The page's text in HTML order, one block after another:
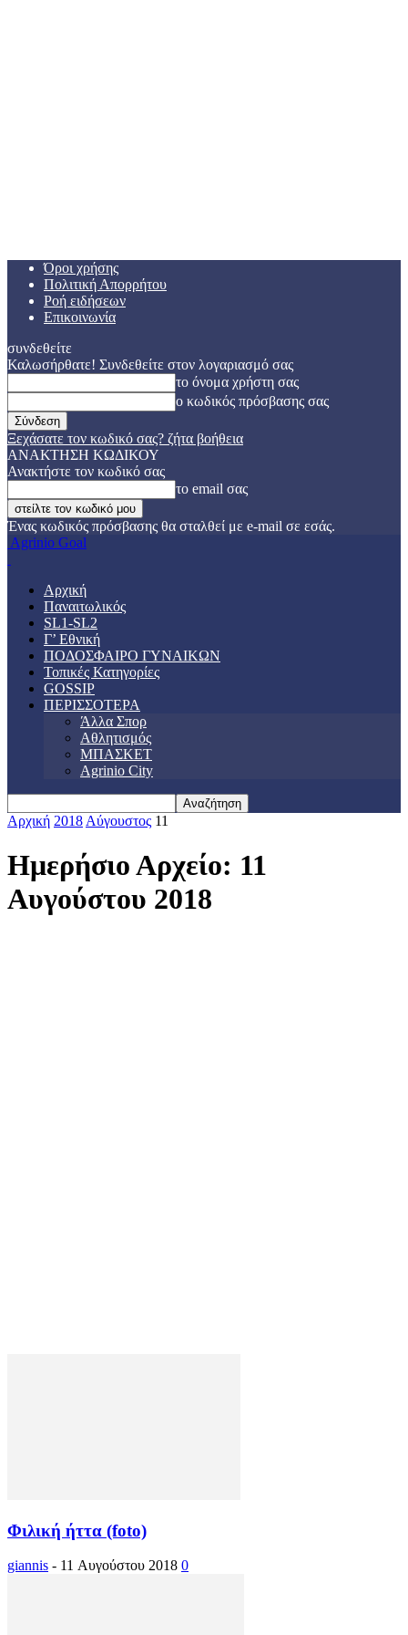
Όροι χρήσης
Πολιτική Απορρήτου
Ροή ειδήσεων
Επικοινωνία
συνδεθείτε
Καλωσήρθατε! Συνδεθείτε στον λογαριασμό σας
το όνομα χρήστη σας
ο κωδικός πρόσβασης σας
Ξεχάσατε τον κωδικό σας? ζήτα βοήθεια
ΑΝΑΚΤΗΣΗ ΚΩΔΙΚΟΥ
Ανακτήστε τον κωδικό σας
το email σας
Ένας κωδικός πρόσβασης θα σταλθεί με e-mail σε εσάς.
Agrinio Goal
Αρχική
Παναιτωλικός
SL1-SL2
Γ’ Εθνική
ΠΟΔΟΣΦΑΙΡΟ ΓΥΝΑΙΚΩΝ
Τοπικές Κατηγορίες
GOSSIP
ΠΕΡΙΣΣΟΤΕΡΑ
Άλλα Σπορ
Αθλητισμός
ΜΠΑΣΚΕΤ
Agrinio City
Αρχική 2018 Αύγουστος 11
Ημερήσιο Αρχείο: 11
Αυγούστου 2018
Φιλική ήττα (foto)
giannis - 11 Αυγούστου 2018 0